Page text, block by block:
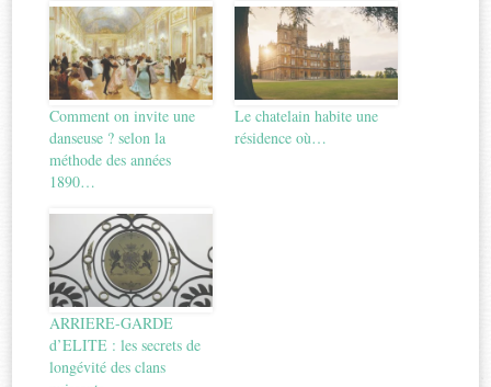
Comment on invite une
danseuse ? selon la
méthode des années
1890…
Le chatelain habite une
résidence où…
ARRIERE-GARDE
d’ELITE : les secrets de
longévité des clans